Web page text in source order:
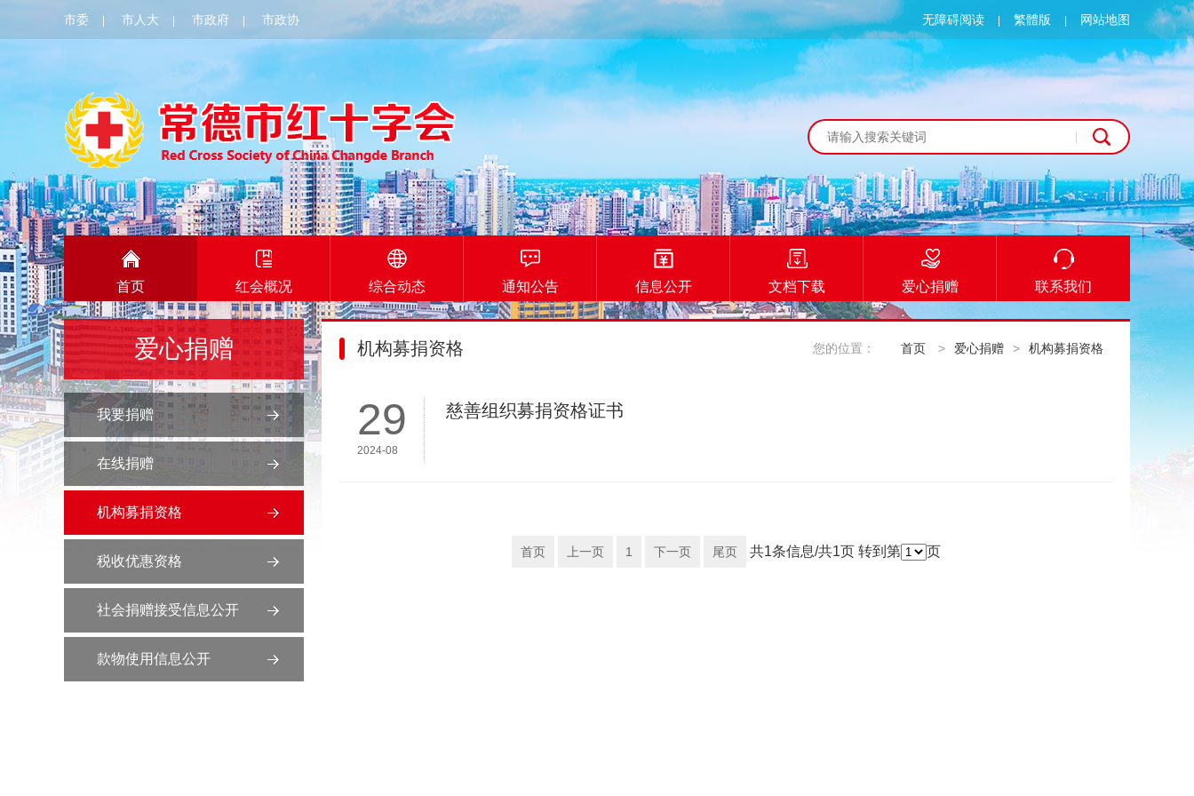
市委 市人大 市政府 市政协 无障碍阅读 繁體版 网站地图
首页 红会概况 综合动态 通知公告 信息公开 文档下载 爱心捐赠 联系我们
爱心捐赠
我要捐赠
在线捐赠
机构募捐资格
税收优惠资格
社会捐赠接受信息公开
款物使用信息公开
机构募捐资格 您的位置： 首页 > 爱心捐赠 > 机构募捐资格
29
2024-08
慈善组织募捐资格证书
首页 上一页 1 下一页 尾页 共1条信息/共1页 转到第 页